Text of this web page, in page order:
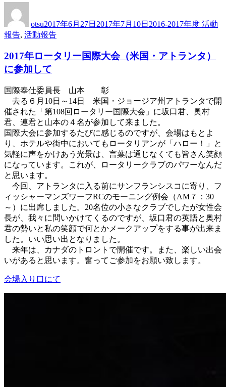
者
otsu日:
2017年6月27日 2017年7月10日ゴ
2016-2017年度 活動
報告, 活動報告
2017年ロータリー国際大会（米国・アトランタ）
に参加して
国際奉仕委員長 山本 彰
去る６月10日～14日 米国・ジョージア州アトランタで開
催された「第108回ロータリー国際大会」に坂口君、奥村
君、連君と山本の４名が参加して来ました。
国際大会に参加するたびに感じるのですが、会場はもとよ
り、ホテルや街中においてもロータリアンが「ハロー！」と
気軽に声をかけあう光景は、言葉は通じなくても皆さん笑顔
になっています。これが、ロータリークラブのパワーなんだ
と思います。
今回、アトランタに入る前にサンフランシスコに寄り、フ
ィッシャーマンズワーフRCのモーニング例会（AM７：30
～）に出席しました。20名位の小さなクラブでしたが女性会
長が、我々に問いかけてくるのですが、坂口君の英語と奥村
君の勢いと私の笑顔で何とかメークアップをする事が出来ま
した。いい思い出となりました。
来年は、カナダのトロントで開催です。また、楽しい出会
いがあると思います。奮ってご参加をお願い致します。
会場入り口にて